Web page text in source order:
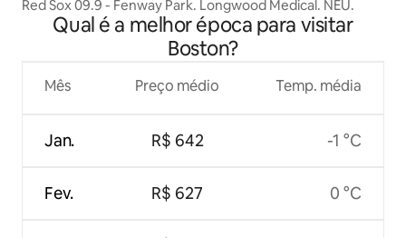
Red Sox 09.9 - Fenway Park. Longwood Medical. NEU.
Qual é a melhor época para visitar
Boston?
Mês
Jan.
Fev.
Preço médio
R$ 642
R$ 627
Temp. média
-1 °C
0 °C